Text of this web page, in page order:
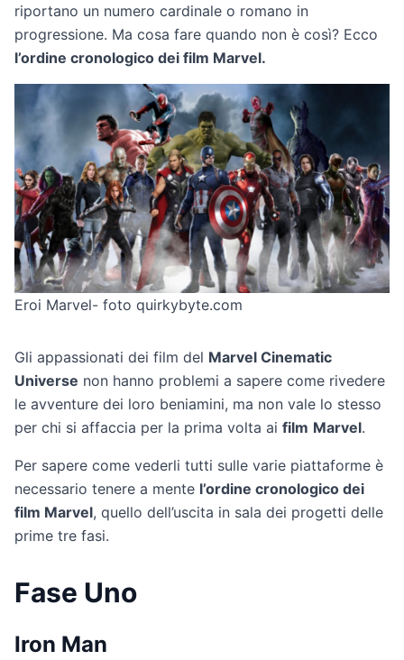
riportano un numero cardinale o romano in
progressione. Ma cosa fare quando non è così? Ecco
l’ordine cronologico dei film Marvel.
Eroi Marvel- foto quirkybyte.com
Gli appassionati dei film del Marvel Cinematic
Universe non hanno problemi a sapere come rivedere
le avventure dei loro beniamini, ma non vale lo stesso
per chi si affaccia per la prima volta ai film Marvel.
Per sapere come vederli tutti sulle varie piattaforme è
necessario tenere a mente l’ordine cronologico dei
film Marvel, quello dell’uscita in sala dei progetti delle
prime tre fasi.
Fase Uno
Iron Man